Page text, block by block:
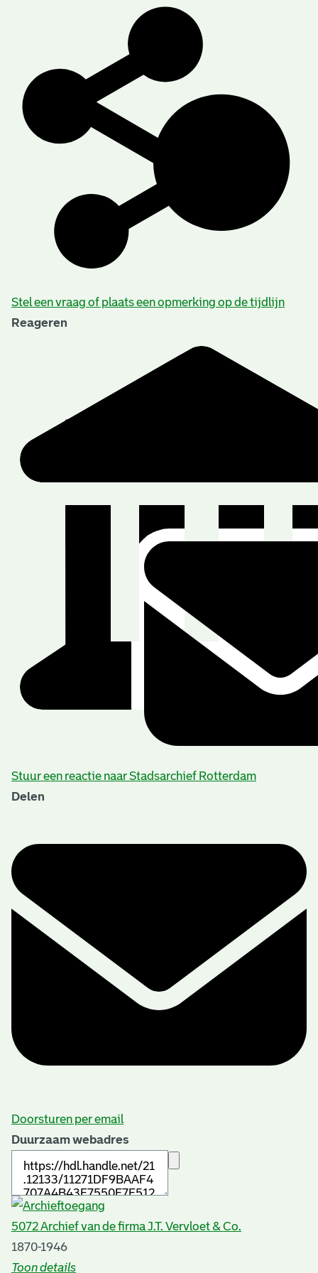
Stel een vraag of plaats een opmerking op de tijdlijn
Reageren
Stuur een reactie naar Stadsarchief Rotterdam
Delen
Doorsturen per email
Duurzaam webadres
5072 Archief van de firma J.T. Vervloet & Co.
1870-1946
Toon details